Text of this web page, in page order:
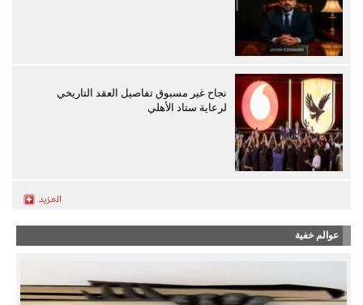
نجاح غير مسبوق تفاصيل العقد التاريخي
لرعاية ستاد الأهلي
عوالم خفية